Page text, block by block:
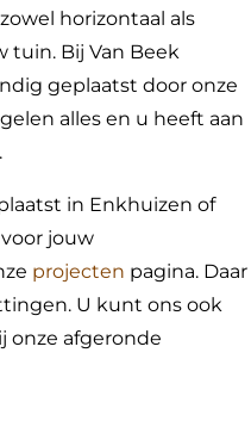
horizontaal als
tuin. Bij Van Beek
geplaatst door onze
alles en u heeft aan
in Enkhuizen of
jouw
projecten pagina. Daar
U kunt ons ook
onze afgeronde